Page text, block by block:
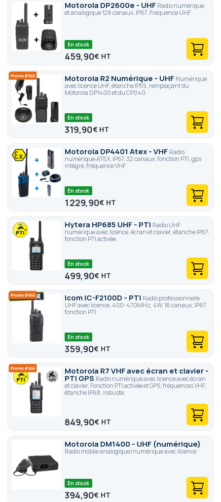
Motorola DP2600e - UHF Radio numérique
et analogique 128 canaux, IP67, Fréquence UHF
En stock
459,90€
Motorola R2 Numérique - UHF Numérique
avec licence UHF, étanche IP55, remplaçant du
Motorola DP1400 et du CP040
En stock
319,90€
Motorola DP4401 Atex - VHF Radio
numérique ATEX, IP67, 32 canaux, fonction PTI, gps
intégré, fréquence VHF
En stock
1 229,90€
Hytera HP685 UHF - PTI Radio UHF
numérique avec licence, écran et clavier, étanche IP67,
fonction PTI activée.
En stock
499,90€
Icom IC-F2100D - PTI Radio professionnelle
UHF avec licence, 400-470MHz, 4W, 16 canaux, IP67,
fonction PTI
En stock
359,90€
Motorola R7 VHF avec écran et clavier -
PTI GPS Radio numérique avec licence avec écran
et clavier, Fonction PTI activée et GPS, fréquences VHF,
étanche IP68, robuste.
849,90€
Motorola DM1400 - UHF (numérique)
Radio mobile analogique/numérique avec licence
En stock
394,90€